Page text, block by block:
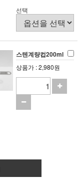
선택
스텐계량컵200ml
상품가 : 2,980원